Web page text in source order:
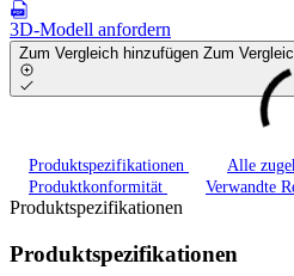
3D-Modell anfordern
Zum Vergleich hinzufügen Zum
Produktspezifikationen
Alle
Produktkonformität
Verwandte
Produktspezifikationen
Produktspezifikationen